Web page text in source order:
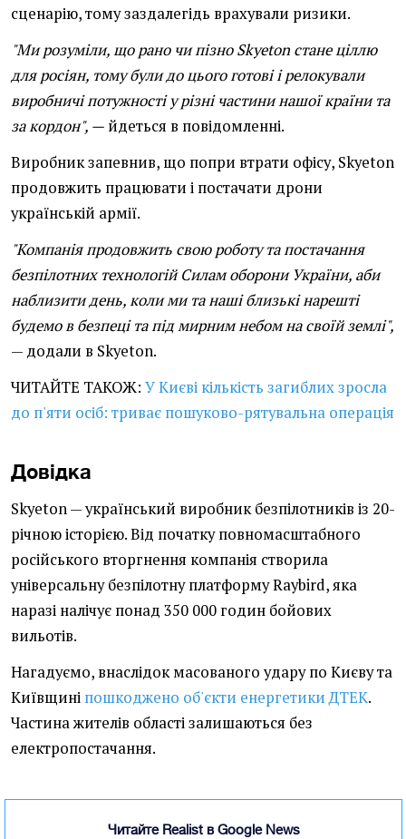
сценарію, тому заздалегідь врахували ризики.
"Ми розуміли, що рано чи пізно Skyeton стане ціллю
для росіян, тому були до цього готові і релокували
виробничі потужності у різні частини нашої країни та
за кордон", — йдеться в повідомленні.
Виробник запевнив, що попри втрати офісу, Skyeton
продовжить працювати і постачати дрони
українській армії.
"Компанія продовжить свою роботу та постачання
безпілотних технологій Силам оборони України, аби
наблизити день, коли ми та наші близькі нарешті
будемо в безпеці та під мирним небом на своїй землі",
— додали в Skyeton.
ЧИТАЙТЕ ТАКОЖ: У Києві кількість загиблих зросла
до п'яти осіб: триває пошуково-рятувальна операція
Довідка
Skyeton — український виробник безпілотників із 20-
річною історією. Від початку повномасштабного
російського вторгнення компанія створила
універсальну безпілотну платформу Raybird, яка
наразі налічує понад 350 000 годин бойових
вильотів.
Нагадуємо, внаслідок масованого удару по Києву та
Київщині пошкоджено об'єкти енергетики ДТЕК.
Частина жителів області залишаються без
електропостачання.
Читайте Realist в Google News